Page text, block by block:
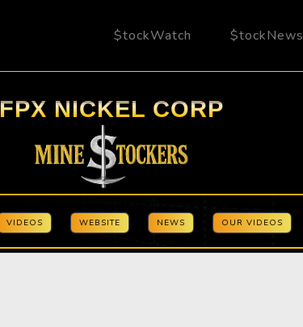
$tockWatch $tockNews
FPX NICKEL CORP
VIDEOS WEBSITE NEWS OUR VIDEOS